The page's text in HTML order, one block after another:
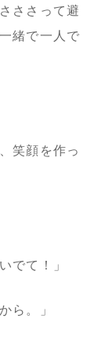
ささって避
緒で一人で
笑顔を作っ
でて！」
ら。」